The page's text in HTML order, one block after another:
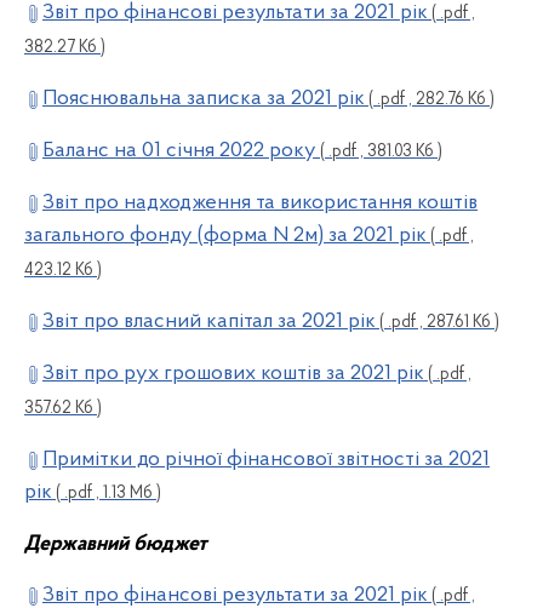
Звіт про фінансові результати за 2021 рік ( .pdf ,
382.27 Кб )
Пояснювальна записка за 2021 рік ( .pdf , 282.76 Кб )
Баланс на 01 січня 2022 року ( .pdf , 381.03 Кб )
Звіт про надходження та використання коштів
загального фонду (форма N 2м) за 2021 рік ( .pdf ,
423.12 Кб )
Звіт про власний капітал за 2021 рік ( .pdf , 287.61 Кб )
Звіт про рух грошових коштів за 2021 рік ( .pdf ,
357.62 Кб )
Примітки до річної фінансової звітності за 2021
рік ( .pdf , 1.13 Мб )
Державний бюджет
Звіт про фінансові результати за 2021 рік ( .pdf ,